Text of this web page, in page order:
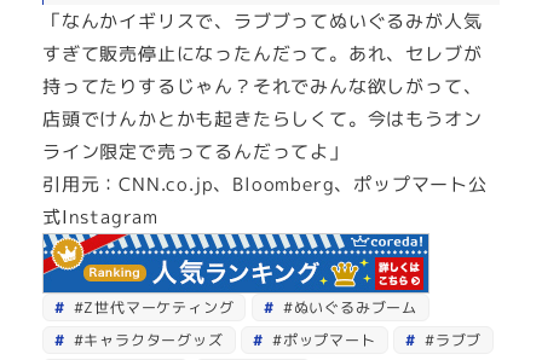
「なんかイギリスで、ラブブってぬいぐるみが人気
すぎて販売停止になったんだって。あれ、セレブが
持ってたりするじゃん？それでみんな欲しがって、
店頭でけんかとかも起きたらしくて。今はもうオン
ライン限定で売ってるんだってよ」
引用元：CNN.co.jp、Bloomberg、ポップマート公
式Instagram
#Z世代マーケティング
#ぬいぐるみブーム
#キャラクターグッズ
#ポップマート
#ラブブ